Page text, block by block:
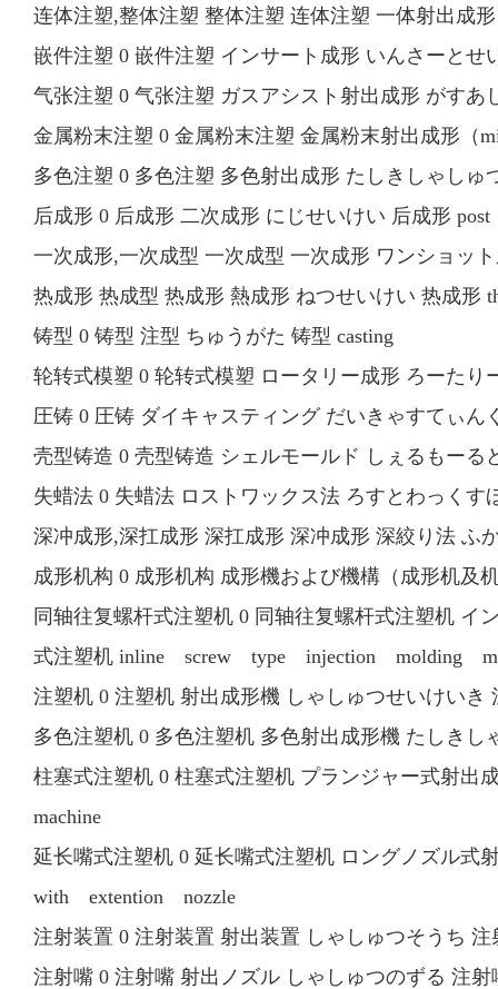
连体注塑,整体注塑 整体注塑 连体注塑 一体射出成
嵌件注塑 0 嵌件注塑 インサート成形 いんさーと
气张注塑 0 气张注塑 ガスアシスト射出成形 がす
金属粉末注塑 0 金属粉末注塑 金属粉末射出成形
多色注塑 0 多色注塑 多色射出成形 たしきしゃし
后成形 0 后成形 二次成形 にじせいけい 后成形
一次成形,一次成型 一次成型 一次成形 ワンショッ
热成形 热成型 热成形 熱成形 ねつせいけい 热成形
铸型 0 铸型 注型 ちゅうがた 铸型 casting
轮转式模塑 0 轮转式模塑 ロータリー成形 ろーた
圧铸 0 圧铸 ダイキャスティング だいきゃすてぃん
壳型铸造 0 壳型铸造 シェルモールド しぇるもーる
失蜡法 0 失蜡法 ロストワックス法 ろすとわっく
深冲成形,深扛成形 深扛成形 深冲成形 深絞り法
成形机构 0 成形机构 成形機および機構（成形机
同轴往复螺杆式注塑机 0 同轴往复螺杆式注塑机
式注塑机 inline screw type injection molding
注塑机 0 注塑机 射出成形機 しゃしゅつせいけい
多色注塑机 0 多色注塑机 多色射出成形機 たし
柱塞式注塑机 0 柱塞式注塑机 プランジャー式射
machine
延长嘴式注塑机 0 延长嘴式注塑机 ロングノズル
with extention nozzle
注射装置 0 注射装置 射出装置 しゃしゅつそうち
注射嘴 0 注射嘴 射出ノズル しゃしゅつのずる 注